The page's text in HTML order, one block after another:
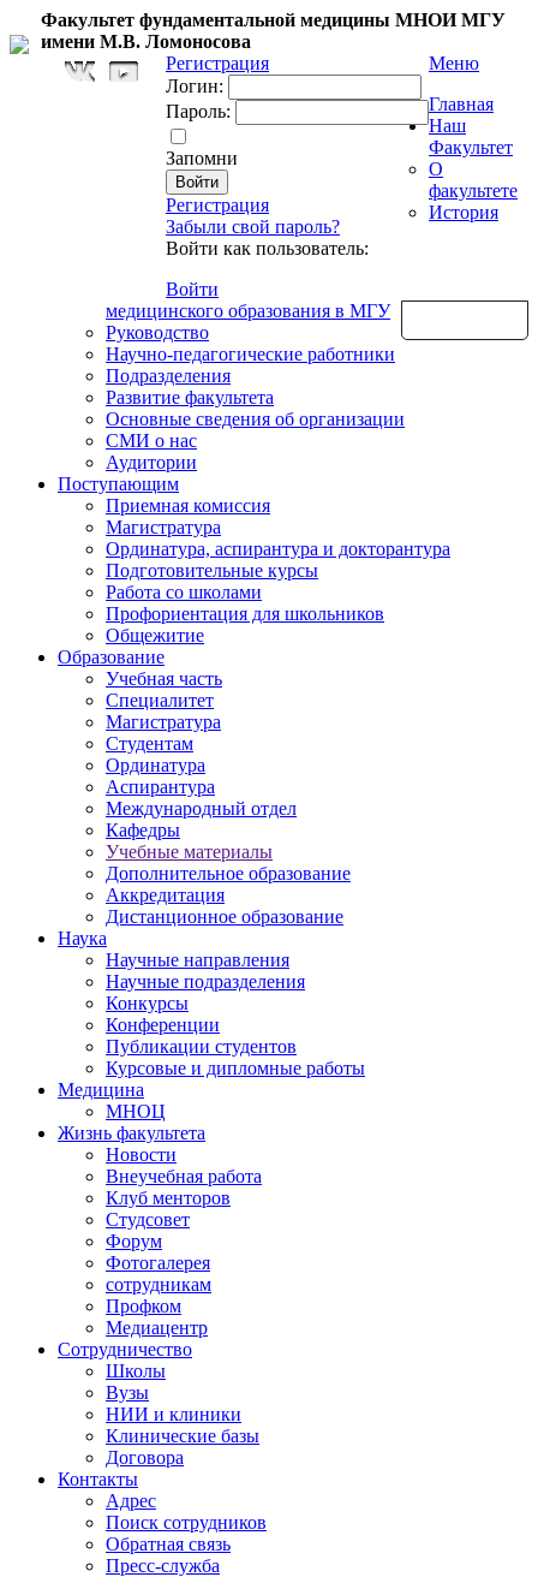
Факультет фундаментальной медицины МНОИ МГУ
имени М.В. Ломоносова
Регистрация
Логин:
Пароль:
Запомни
Регистрация
Забыли свой пароль?
Войти как пользователь:
Войти
Меню
Главная
Наш
Факультет
О
факультете
История
медицинского образования в МГУ
Руководство
Научно-педагогические работники
Подразделения
Развитие факультета
Основные сведения об организации
СМИ о нас
Аудитории
Поступающим
Приемная комиссия
Магистратура
Ординатура, аспирантура и докторантура
Подготовительные курсы
Работа со школами
Профориентация для школьников
Общежитие
Образование
Учебная часть
Специалитет
Магистратура
Студентам
Ординатура
Аспирантура
Международный отдел
Кафедры
Учебные материалы
Дополнительное образование
Аккредитация
Дистанционное образование
Наука
Научные направления
Научные подразделения
Конкурсы
Конференции
Публикации студентов
Курсовые и дипломные работы
Медицина
МНОЦ
Жизнь факультета
Новости
Внеучебная работа
Клуб менторов
Студсовет
Форум
Фотогалерея
сотрудникам
Профком
Медиацентр
Сотрудничество
Школы
Вузы
НИИ и клиники
Клинические базы
Договора
Контакты
Адрес
Поиск сотрудников
Обратная связь
Пресс-служба